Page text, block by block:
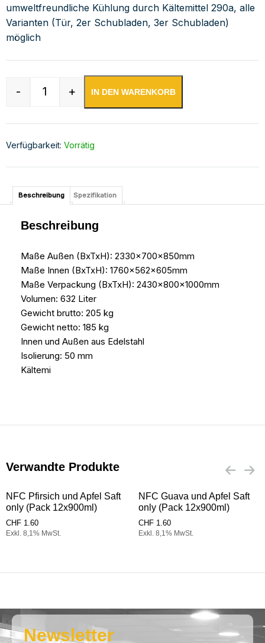
umweltfreundliche Kühlung durch Kältemittel 290a, alle
Varianten (Tür, 2er Schubladen, 3er Schubladen)
möglich
Kühltisch -2 bis +8°C 2330x700x850mm mit 2x
- + IN DEN WARENKORB
Verfügbarkeit: Vorrätig
Beschreibung Spezifikation
Beschreibung
Maße Außen (BxTxH): 2330x700x850mm
Maße Innen (BxTxH): 1760x562x605mm
Maße Verpackung (BxTxH): 2430x800x1000mm
Volumen: 632 Liter
Gewicht brutto: 205 kg
Gewicht netto: 185 kg
Innen und Außen aus Edelstahl
Isolierung: 50 mm
Kältemi
Verwandte Produkte
NFC Pfirsich und Apfel Saft
only (Pack 12x900ml)
CHF 1.60
Exkl. 8,1% MwSt.
NFC Guava und Apfel Saft
only (Pack 12x900ml)
CHF 1.60
Exkl. 8,1% MwSt.
Newsletter